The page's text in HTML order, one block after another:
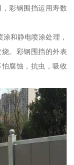
彩钢围挡运用寿数
和静电喷涂处理，
。彩钢围挡的外表
腐蚀，抗虫，吸收